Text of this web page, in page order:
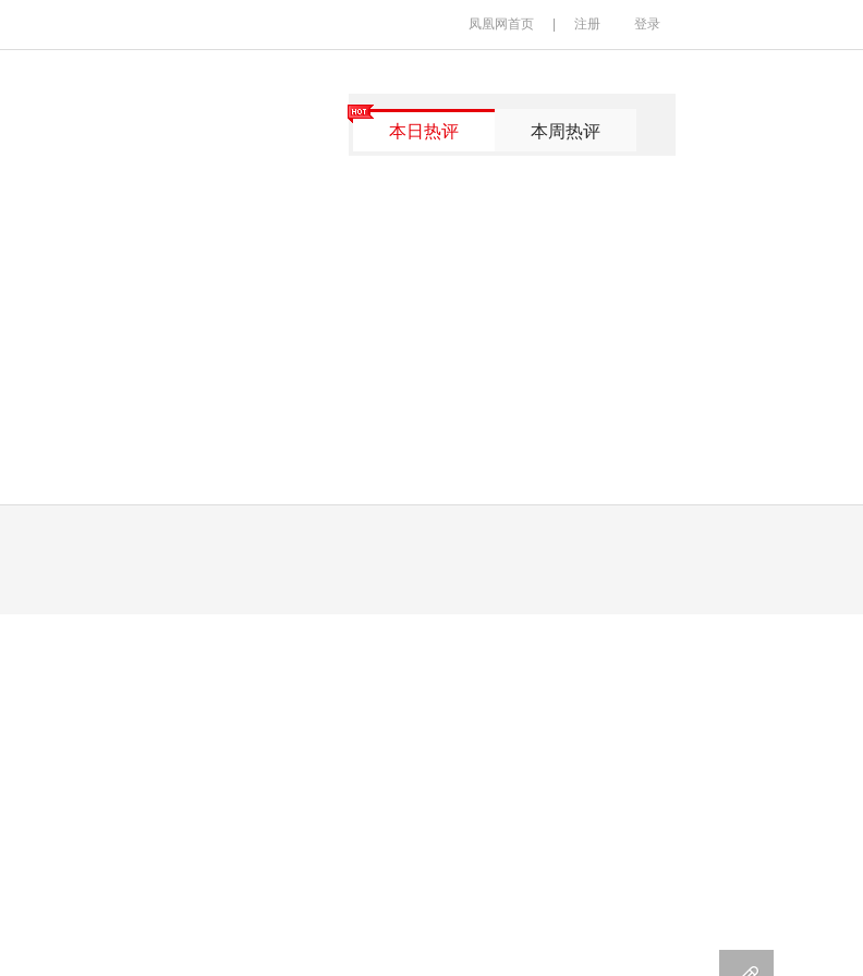
凤凰网首页 注册 登录
本日热评 本周热评